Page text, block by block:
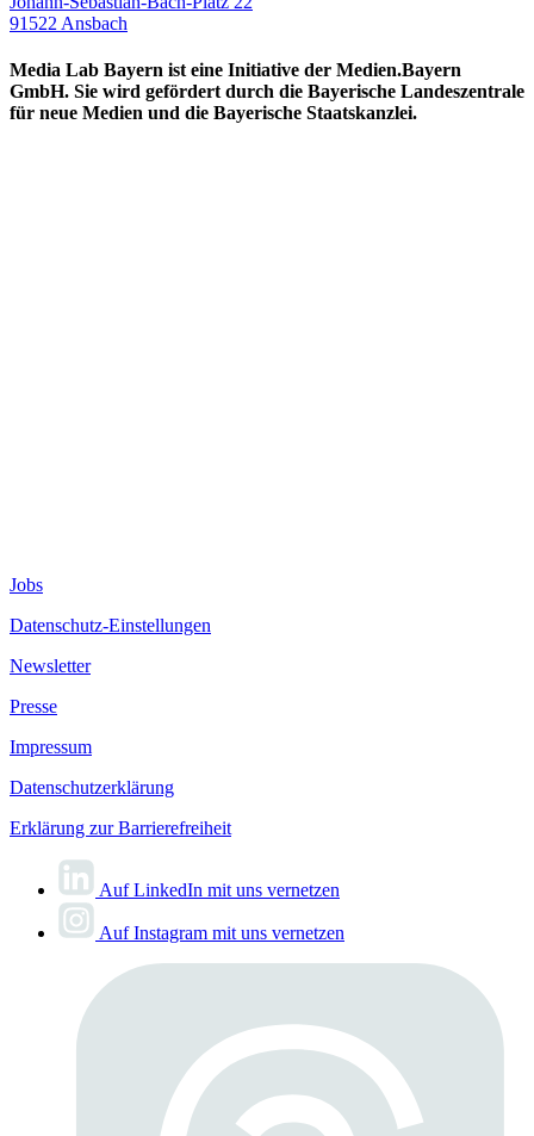
91522 Ansbach
Media Lab Bayern ist eine Initiative der Medien.Bayern
GmbH. Sie wird gefördert durch die Bayerische Landeszentrale
für neue Medien und die Bayerische Staatskanzlei.
Jobs
Datenschutz-Einstellungen
Newsletter
Presse
Impressum
Datenschutzerklärung
Erklärung zur Barrierefreiheit
Auf LinkedIn mit uns vernetzen
Auf Instagram mit uns vernetzen